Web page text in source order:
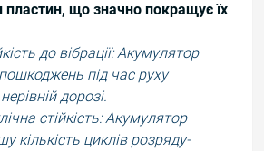
пластин, що значно покращує їх
до вібрації: Акумулятор
під час руху
дорозі.
стійкість: Акумулятор
кількість циклів розряду-